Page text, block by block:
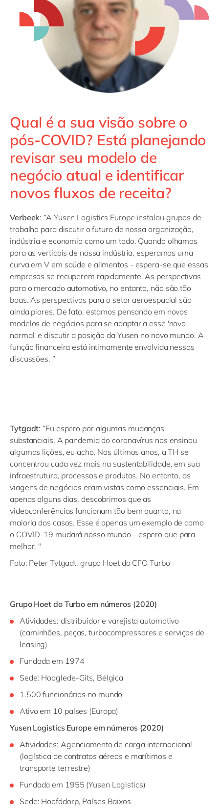
Qual é a sua visão sobre o
pós-COVID? Está planejando
revisar seu modelo de
negócio atual e identificar
novos fluxos de receita?
Verbeek: “A Yusen Logistics Europe instalou grupos de
trabalho para discutir o futuro de nossa organização,
indústria e economia como um todo. Quando olhamos
para as verticais de nossa indústria, esperamos uma
curva em V em saúde e alimentos - espera-se que essas
empresas se recuperem rapidamente. As perspectivas
para o mercado automotivo, no entanto, não são tão
boas. As perspectivas para o setor aeroespacial são
ainda piores. De fato, estamos pensando em novos
modelos de negócios para se adaptar a esse 'novo
normal' e discutir a posição da Yusen no novo mundo. A
função financeira está intimamente envolvida nessas
discussões. ”
Tytgadt: “Eu espero por algumas mudanças
substanciais. A pandemia do coronavírus nos ensinou
algumas lições, eu acho. Nos últimos anos, a TH se
concentrou cada vez mais na sustentabilidade, em sua
infraestrutura, processos e produtos. No entanto, as
viagens de negócios eram vistas como essenciais. Em
apenas alguns dias, descobrimos que as
videoconferências funcionam tão bem quanto, na
maioria dos casos. Esse é apenas um exemplo de como
o COVID-19 mudará nosso mundo - espero que para
melhor. "
Foto: Peter Tytgadt, grupo Hoet do CFO Turbo
Grupo Hoet do Turbo em números (2020)
Atividades: distribuidor e varejista automotivo
(caminhões, peças, turbocompressores e serviços de
leasing)
Fundada em 1974
Sede: Hooglede-Gits, Bélgica
1.500funcionários no mundo
Ativo em 10 países (Europa)
Yusen Logistics Europe em números (2020)
Atividades: Agenciamento de carga internacional
(logística de contratos aéreos e marítimos e
transporte terrestre)
Fundada em 1955 (Yusen Logistics)
Sede: Hoofddorp, Países Baixos